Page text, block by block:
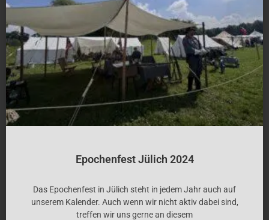
Epochenfest Jülich 2024
Das Epochenfest in Jülich steht in jedem Jahr auch auf
unserem Kalender. Auch wenn wir nicht aktiv dabei sind,
treffen wir uns gerne an diesem